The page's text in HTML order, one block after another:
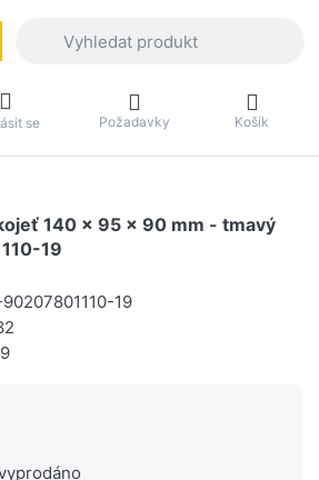
se Požadavky Košík
140 x 95 x 90 mm - tmavý
19
19